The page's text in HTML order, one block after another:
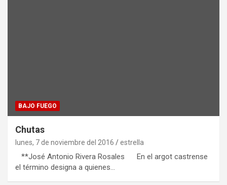
BAJO FUEGO
Chutas
lunes, 7 de noviembre del 2016 estrella
**José Antonio Rivera Rosales En el argot castrense
el término designa a quienes…